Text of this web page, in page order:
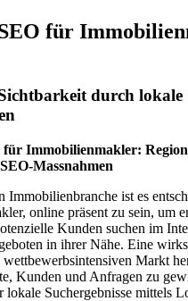
für
durch lokale
für Immobilienmakler:
Massnahmen
Immobilienbranche ist es
online präsent zu sein, um
Kunden suchen im
in ihrer Nähe. Eine
wettbewerbsintensiven Markt
Kunden und Anfragen zu
lokale Suchergebnisse mittels